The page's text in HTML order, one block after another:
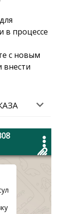
в процессе
с новым
внести
на
250 кг.